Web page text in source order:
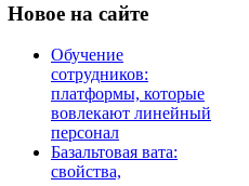
Новое на сайте
Обучение
сотрудников:
платформы, которые
вовлекают линейный
персонал
Базальтовая вата:
свойства,